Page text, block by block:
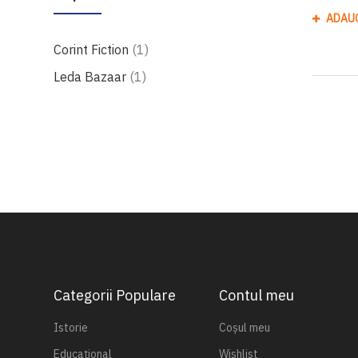
Corint Fiction 1produs
Leda Bazaar 1produs
Categorii Populare
Istorie
Educațional
Contul meu
Coșul meu
Wishlist